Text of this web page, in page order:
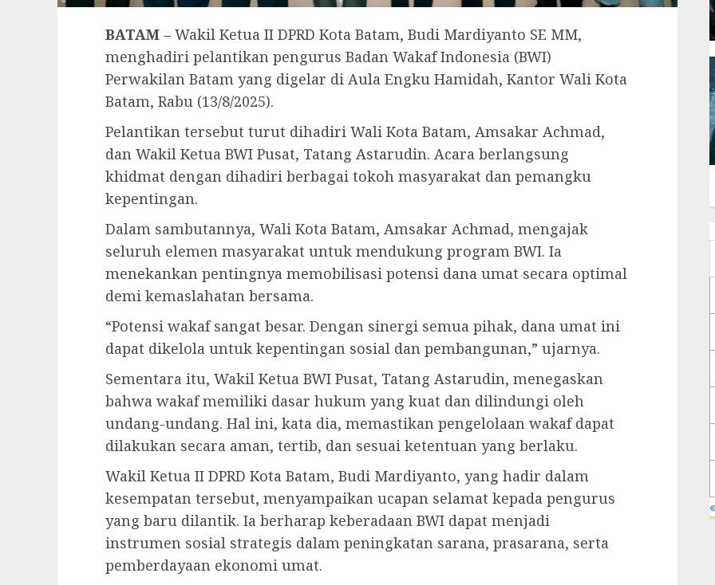
BATAM – Wakil Ketua II DPRD Kota Batam, Budi Mardiyanto SE MM,
menghadiri pelantikan pengurus Badan Wakaf Indonesia (BWI)
Perwakilan Batam yang digelar di Aula Engku Hamidah, Kantor Wali Kota
Batam, Rabu (13/8/2025).
Pelantikan tersebut turut dihadiri Wali Kota Batam, Amsakar Achmad,
dan Wakil Ketua BWI Pusat, Tatang Astarudin. Acara berlangsung
khidmat dengan dihadiri berbagai tokoh masyarakat dan pemangku
kepentingan.
Dalam sambutannya, Wali Kota Batam, Amsakar Achmad, mengajak
seluruh elemen masyarakat untuk mendukung program BWI. Ia
menekankan pentingnya memobilisasi potensi dana umat secara optimal
demi kemaslahatan bersama.
“Potensi wakaf sangat besar. Dengan sinergi semua pihak, dana umat ini
dapat dikelola untuk kepentingan sosial dan pembangunan,” ujarnya.
Sementara itu, Wakil Ketua BWI Pusat, Tatang Astarudin, menegaskan
bahwa wakaf memiliki dasar hukum yang kuat dan dilindungi oleh
undang-undang. Hal ini, kata dia, memastikan pengelolaan wakaf dapat
dilakukan secara aman, tertib, dan sesuai ketentuan yang berlaku.
Wakil Ketua II DPRD Kota Batam, Budi Mardiyanto, yang hadir dalam
kesempatan tersebut, menyampaikan ucapan selamat kepada pengurus
yang baru dilantik. Ia berharap keberadaan BWI dapat menjadi
instrumen sosial strategis dalam peningkatan sarana, prasarana, serta
pemberdayaan ekonomi umat.